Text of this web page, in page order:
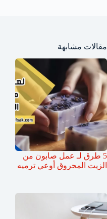
مقالات مشابهة
5 طرق لـ عمل صابون من
الزيت المحروق أوعي ترميه